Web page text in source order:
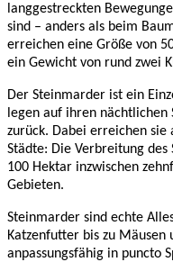
langgestreckten
sind – anders als beim
erreichen eine Größe von
ein Gewicht von rund zwei
Der Steinmarder ist ein
legen auf ihren
zurück. Dabei erreichen sie
Städte: Die Verbreitung
100 Hektar inzwischen
Gebieten.
Steinmarder sind echte
Katzenfutter bis zu Mäusen
anpassungsfähig in puncto